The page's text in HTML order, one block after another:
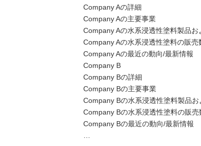
Company Aの詳細
Company Aの主要事業
Company Aの水系浸透性塗料製品お
Company Aの水系浸透性塗料の販
Company Aの最近の動向/最新情報
Company B
Company Bの詳細
Company Bの主要事業
Company Bの水系浸透性塗料製品お
Company Bの水系浸透性塗料の販
Company Bの最近の動向/最新情報
…